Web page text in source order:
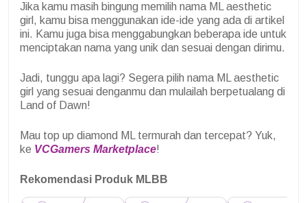
Jika kamu masih bingung memilih nama ML aesthetic
girl, kamu bisa menggunakan ide-ide yang ada di artikel
ini. Kamu juga bisa menggabungkan beberapa ide untuk
menciptakan nama yang unik dan sesuai dengan dirimu.
Jadi, tunggu apa lagi? Segera pilih nama ML aesthetic
girl yang sesuai denganmu dan mulailah berpetualang di
Land of Dawn!
Mau top up diamond ML termurah dan tercepat? Yuk,
ke VCGamers Marketplace!
Rekomendasi Produk MLBB